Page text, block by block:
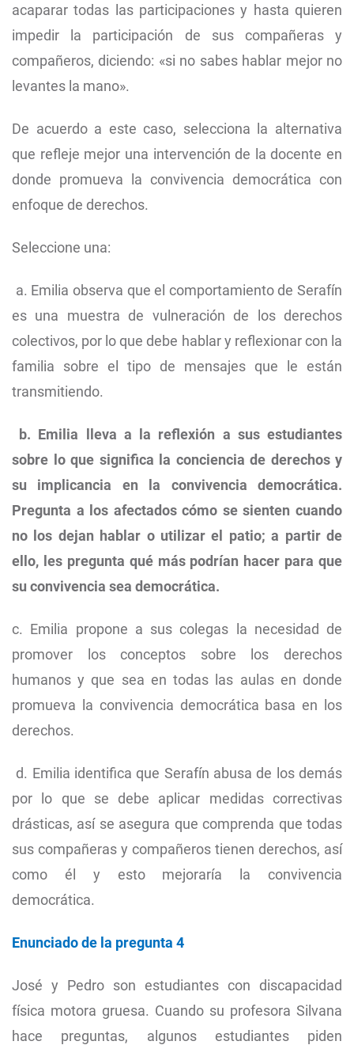
acaparar todas las participaciones y hasta quieren
impedir la participación de sus compañeras y
compañeros, diciendo: «si no sabes hablar mejor no
levantes la mano».
De acuerdo a este caso, selecciona la alternativa
que refleje mejor una intervención de la docente en
donde promueva la convivencia democrática con
enfoque de derechos.
Seleccione una:
a. Emilia observa que el comportamiento de Serafín
es una muestra de vulneración de los derechos
colectivos, por lo que debe hablar y reflexionar con la
familia sobre el tipo de mensajes que le están
transmitiendo.
b. Emilia lleva a la reflexión a sus estudiantes
sobre lo que significa la conciencia de derechos y
su implicancia en la convivencia democrática.
Pregunta a los afectados cómo se sienten cuando
no los dejan hablar o utilizar el patio; a partir de
ello, les pregunta qué más podrían hacer para que
su convivencia sea democrática.
c. Emilia propone a sus colegas la necesidad de
promover los conceptos sobre los derechos
humanos y que sea en todas las aulas en donde
promueva la convivencia democrática basa en los
derechos.
d. Emilia identifica que Serafín abusa de los demás
por lo que se debe aplicar medidas correctivas
drásticas, así se asegura que comprenda que todas
sus compañeras y compañeros tienen derechos, así
como él y esto mejoraría la convivencia
democrática.
Enunciado de la pregunta 4
José y Pedro son estudiantes con discapacidad
física motora gruesa. Cuando su profesora Silvana
hace preguntas, algunos estudiantes piden